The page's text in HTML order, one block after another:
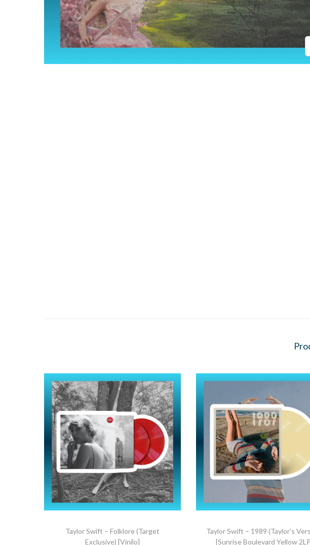
Taylor Swift – Folklore (Target
Exclusive) [Vinilo]
Taylor Swift – 1989 (Taylor’s
[Sunrise Boulevard Yellow